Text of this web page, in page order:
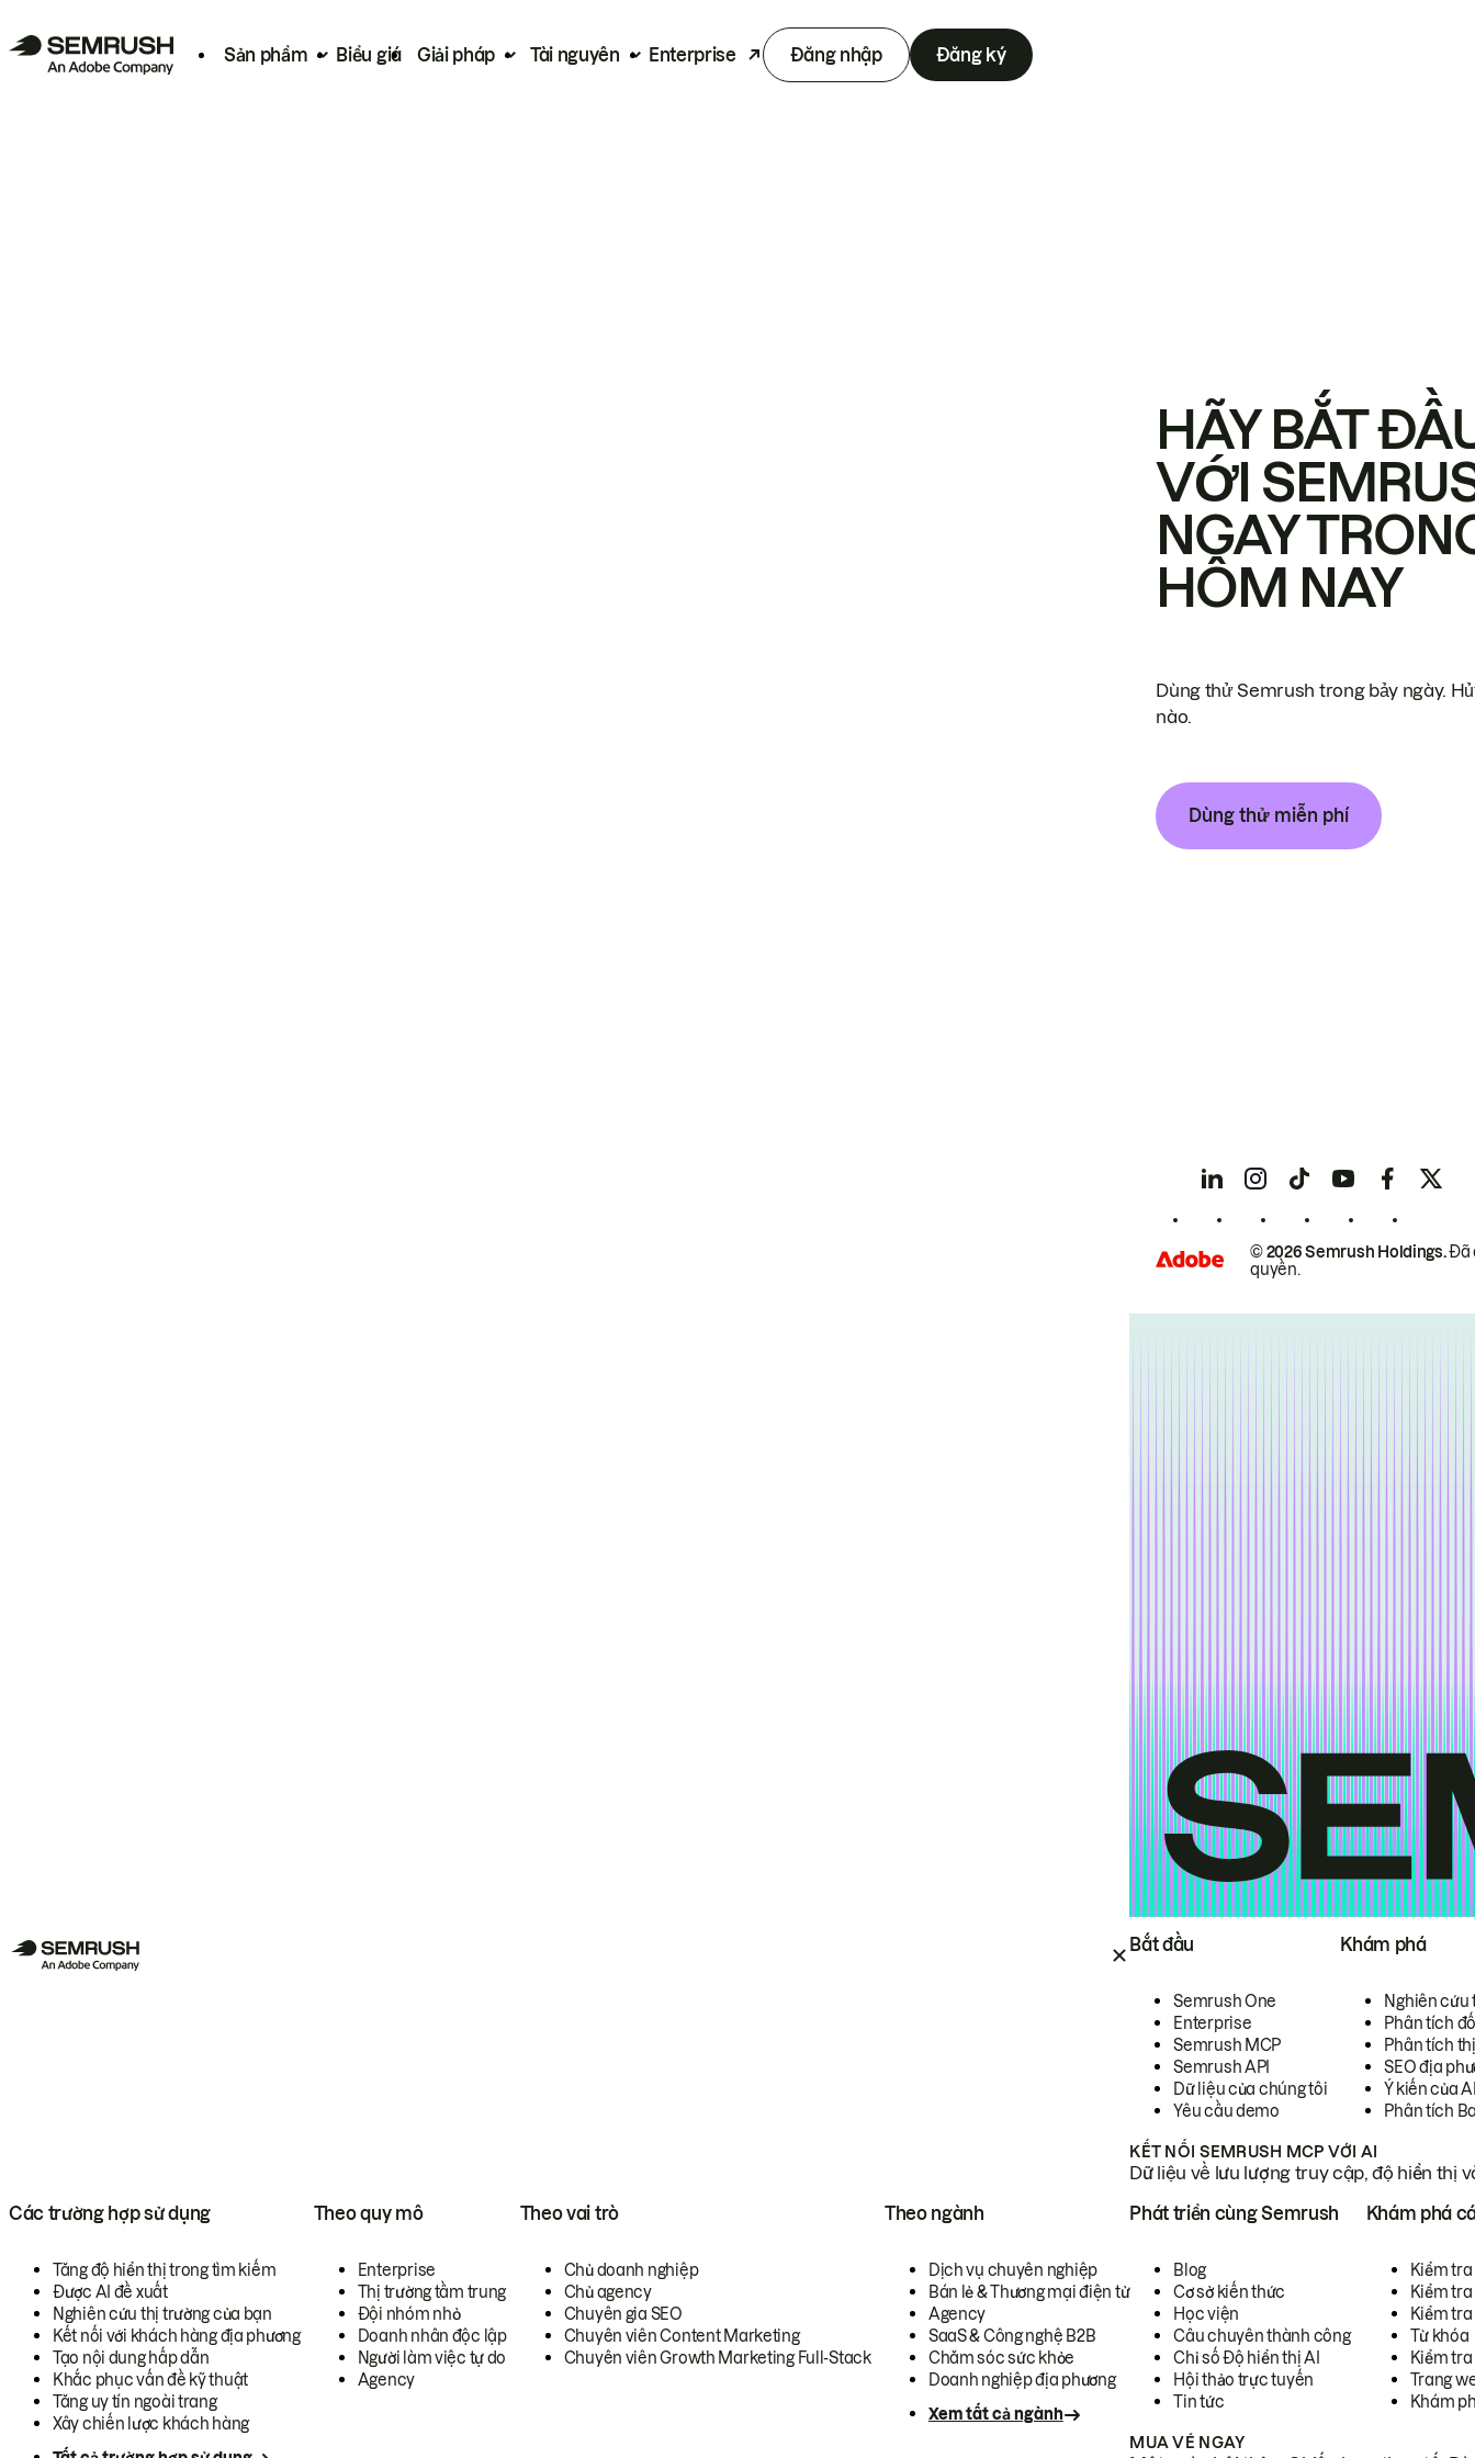
Sản phẩm Biểu giá Giải pháp Tài nguyên Enterprise Đăng nhập Đăng ký
Bắt đầu
Semrush One
Enterprise
Semrush MCP
Semrush API
Dữ liệu của chúng tôi
Yêu cầu demo
Khám phá
Nghiên cứu
Phân tích
Phân tích
SEO địa
Ý kiến của
Phân tích
KẾT NỐI SEMRUSH MCP VỚI AI
Dữ liệu về lưu lượng truy cập, độ hiển thị
Các trường hợp sử dụng
Tăng độ hiển thị trong tìm kiếm
Được AI đề xuất
Nghiên cứu thị trường của bạn
Kết nối với khách hàng địa phương
Tạo nội dung hấp dẫn
Khắc phục vấn đề kỹ thuật
Tăng uy tín ngoài trang
Xây chiến lược khách hàng
Theo quy mô
Enterprise
Thị trường tầm trung
Đội nhóm nhỏ
Doanh nhân độc lập
Người làm việc tự do
Agency
Theo vai trò
Chủ doanh nghiệp
Chủ agency
Chuyên gia SEO
Chuyên viên Content Marketing
Chuyên viên Growth Marketing Full-Stack
Theo ngành
Dịch vụ chuyên nghiệp
Bán lẻ & Thương mại điện tử
Agency
SaaS & Công nghệ B2B
Chăm sóc sức khỏe
Doanh nghiệp địa phương
Xem tất cả ngành
Phát triển cùng Semrush
Blog
Cơ sở kiến thức
Học viện
Câu chuyên thành công
Chỉ số Độ hiển thị AI
Hội thảo trực tuyến
Tin tức
Khám phá
Kiểm
Kiểm tra
Kiểm
Từ khóa
Kiểm
Trang
Khám
MUA VÉ NGAY
HÃY BẮT
VỚI
NGAY
HÔM NAY
Dùng thử Semrush trong bảy ngày.
nào.
Dùng thử miễn phí
© 2026 Semrush Holdings.Đã
quyền.